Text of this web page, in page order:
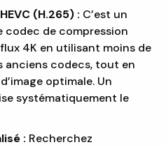
(H.265) : C’est un
codec de compression
4K en utilisant moins de
anciens codecs, tout en
optimale. Un
systématiquement le
: Recherchez